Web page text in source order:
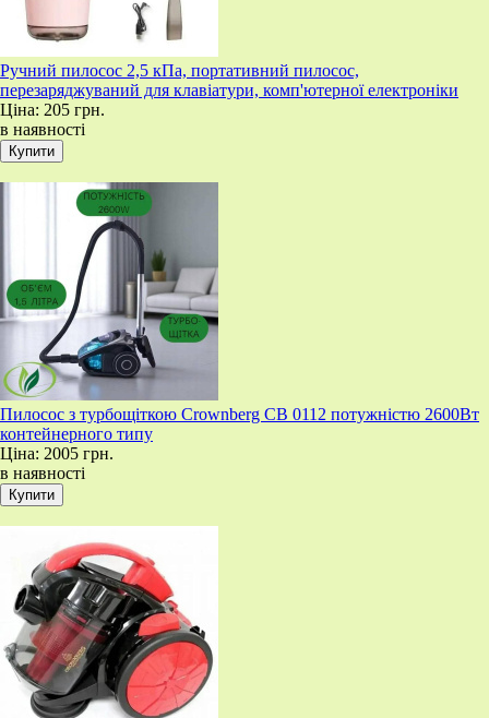
Ручний пилосос 2,5 кПа, портативний пилосос,
перезаряджуваний для клавіатури, комп'ютерної електроніки
Ціна: 205 грн.
в наявності
Пилосос з турбощіткою Crownberg CB 0112 потужністю 2600Вт
контейнерного типу
Ціна: 2005 грн.
в наявності